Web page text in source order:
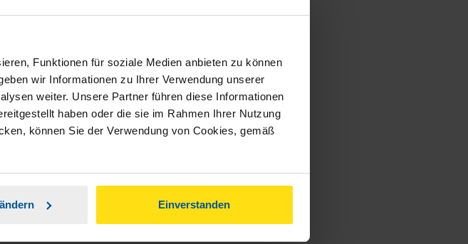
Funktionen für soziale Medien anbieten zu können
wir Informationen zu Ihrer Verwendung unserer
weiter. Unsere Partner führen diese Informationen
haben oder die sie im Rahmen Ihrer Nutzung
können Sie der Verwendung von Cookies, gemäß
Einverstanden